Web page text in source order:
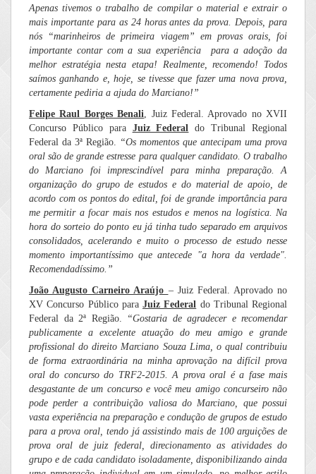
Apenas tivemos o trabalho de compilar o material e extrair o
mais importante para as 24 horas antes da prova. Depois, para
nós “marinheiros de primeira viagem” em provas orais, foi
importante contar com a sua experiência para a adoção da
melhor estratégia nesta etapa! Realmente, recomendo! Todos
saímos ganhando e, hoje, se tivesse que fazer uma nova prova,
certamente pediria a ajuda do Marciano!”
Felipe Raul Borges Benali, Juiz Federal. Aprovado no XVII
Concurso Público para Juiz Federal do Tribunal Regional
Federal da 3ª Região. “Os momentos que antecipam uma prova
oral são de grande estresse para qualquer candidato. O trabalho
do Marciano foi imprescindível para minha preparação. A
organização do grupo de estudos e do material de apoio, de
acordo com os pontos do edital, foi de grande importância para
me permitir a focar mais nos estudos e menos na logística. Na
hora do sorteio do ponto eu já tinha tudo separado em arquivos
consolidados, acelerando e muito o processo de estudo nesse
momento importantíssimo que antecede "a hora da verdade".
Recomendadíssimo.”
João Augusto Carneiro Araújo – Juiz Federal. Aprovado no
XV Concurso Público para Juiz Federal do Tribunal Regional
Federal da 2ª Região.
“Gostaria de agradecer e recomendar
publicamente a excelente atuação do meu amigo e grande
profissional do direito Marciano Souza Lima, o qual contribuiu
de forma extraordinária na minha aprovação na difícil prova
oral do concurso do TRF2-2015. A prova oral é a fase mais
desgastante de um concurso e você meu amigo concurseiro não
pode perder a contribuição valiosa do Marciano, que possui
vasta experiência na preparação e condução de grupos de estudo
para a prova oral, tendo já assistindo mais de 100 arguições de
prova oral de juiz federal, direcionamento as atividades do
grupo e de cada candidato isoladamente, disponibilizando ainda